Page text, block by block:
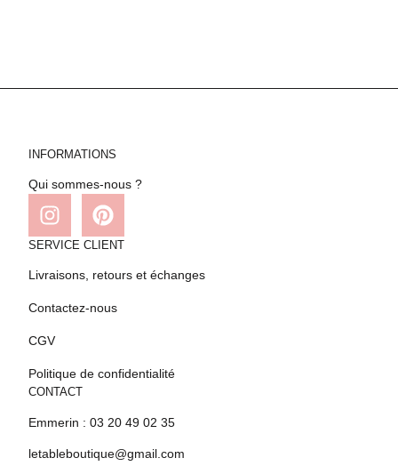
INFORMATIONS
Qui sommes-nous ?
SERVICE CLIENT
Livraisons, retours et échanges
Contactez-nous
CGV
Politique de confidentialité
CONTACT
Emmerin : 03 20 49 02 35
letableboutique@gmail.com